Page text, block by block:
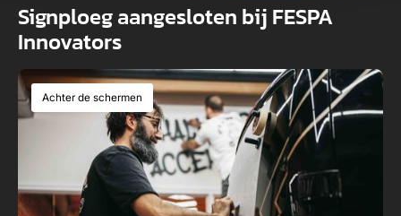
Signploeg aangesloten bij FESPA
Innovators
Achter de schermen